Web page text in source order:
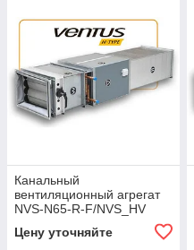
Канальный
вентиляционный агрегат
NVS-N65-R-F/NVS_HV
Цену уточняйте